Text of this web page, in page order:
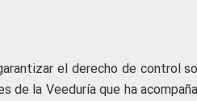
el derecho de control
de la Veeduría que ha